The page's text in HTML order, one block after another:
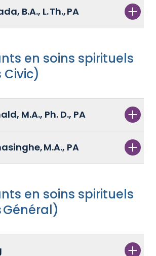
B.A., L. Th., PA
en soins spirituels
M.A., Ph. D., PA
M.A., PA
en soins spirituels